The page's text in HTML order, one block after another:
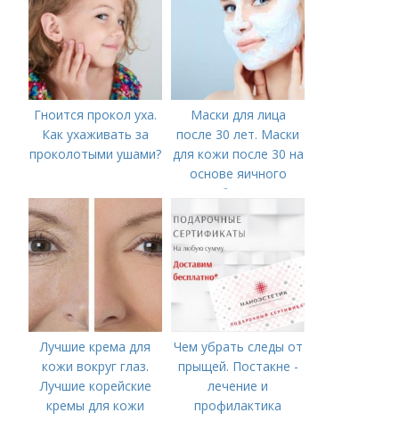
Гноится прокол уха.
Как ухаживать за
проколотыми ушами?
Маски для лица
после 30 лет. Маски
для кожи после 30 на
основе яичного
белка
Лучшие крема для
кожи вокруг глаз.
Лучшие корейские
кремы для кожи
Чем убрать следы от
прыщей. Постакне -
лечение и
профилактика